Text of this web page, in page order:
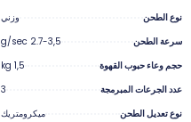
نوع الطحن
وزني
سرعة الطحن
2.7-3,5 g/sec
حجم وعاء حبوب القهوة
1,5 kg
عدد الجرعات المبرمجة
3
نوع تعديل الطحن
ميكرومتريك